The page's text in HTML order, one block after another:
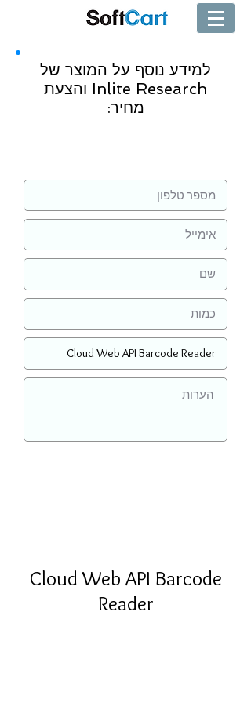
למידע נוסף על המוצר של
Inlite Research והצעת
מחיר:
Cloud Web API Barcode
Reader